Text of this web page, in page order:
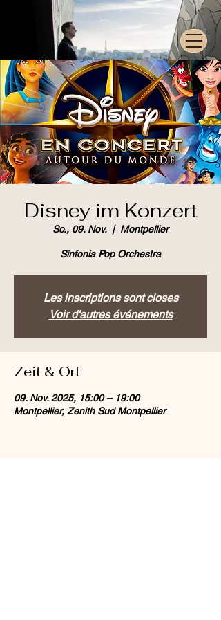
Disney im Konzert
So., 09. Nov.
  |
Montpellier
Sinfonia Pop Orchestra
Les inscriptions sont closes
Voir d'autres événements
Zeit & Ort
09. Nov. 2025, 15:00 – 19:00
Montpellier, Zenith Sud Montpellier